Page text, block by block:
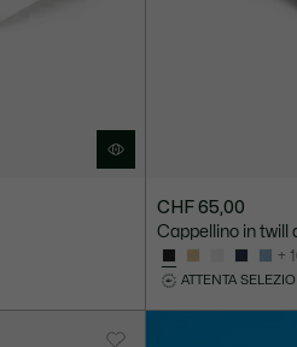
CHF 65,00
Cappellino in twill
+
ATTENTA